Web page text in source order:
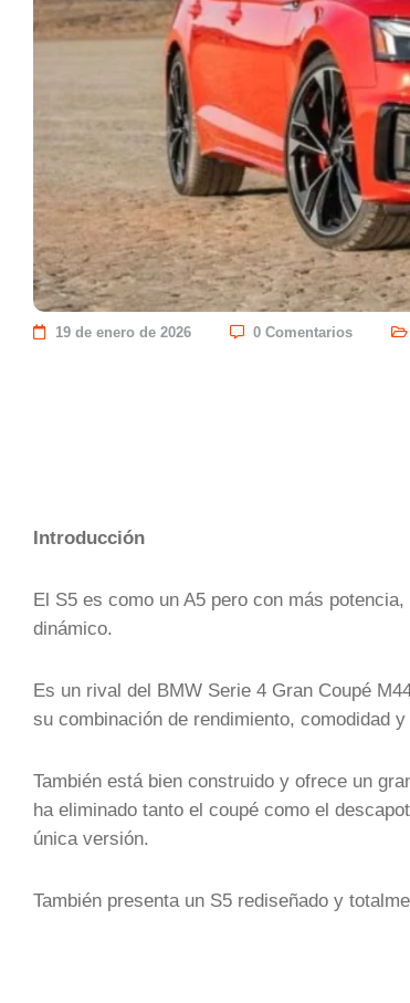
19 de enero de 2026 0 Comentarios
Introducción
El S5 es como un A5 pero con más
dinámico.
Es un rival del BMW Serie 4 Gran Coupé
su combinación de rendimiento, comodidad y
También está bien construido y ofrece un
ha eliminado tanto el coupé como el
única versión.
También presenta un S5 rediseñado y